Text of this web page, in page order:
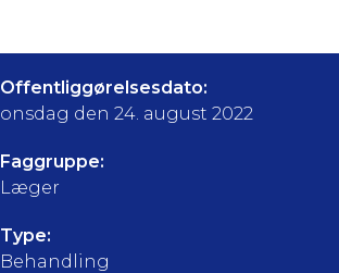
Offentliggørelsesdato:
onsdag den 24. august 2022
Faggruppe:
Læger
Type:
Behandling